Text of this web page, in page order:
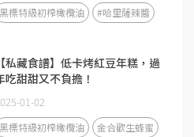
黑標特級初榨橄欖油 #哈里薩辣醬
【私藏食譜】低卡烤紅豆年糕，過
吃甜甜又不負擔！
01-02
黑標特級初榨橄欖油 金合歡生蜂蜜